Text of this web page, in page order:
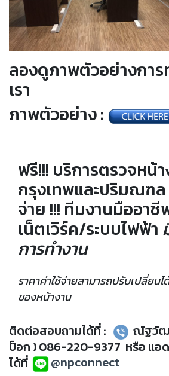
ลองดูภาพตัวอย่างการ
เรา
ภาพตัวอย่าง :
ฟรี!!! บริการตรวจหน้
กรุงเทพและปริมณฑล
จ่าย !!! ทีมงานมืออาชี
เน็ตเวิร์ค/ระบบไฟฟ้า
การทำงาน
ราคาค่าใช้จ่ายสามารถปรับเปลี่ยน
ของหน้างาน
ติดต่อสอบถามได้ที่ :
ณัฐวัฒ
ป็อก ) 086-220-9377 หรือ แอด
ได้ที่
@npconnect